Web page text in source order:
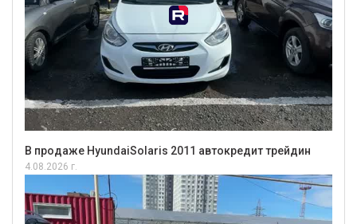
В продаже HyundaiSolaris 2011 автокредит трейдин
4.08.2026 г.